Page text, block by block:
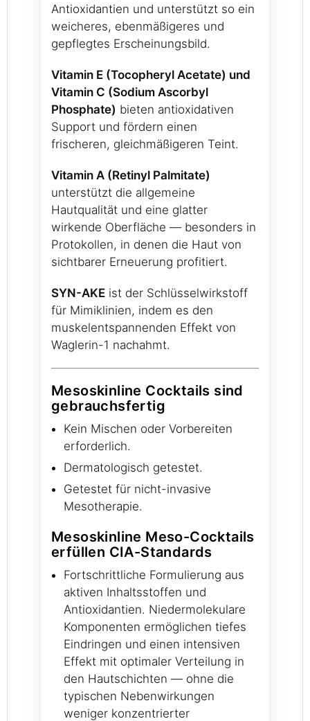
Antioxidantien und unterstützt so ein
weicheres, ebenmäßigeres und
gepflegtes Erscheinungsbild.
Vitamin E (Tocopheryl Acetate) und
Vitamin C (Sodium Ascorbyl
Phosphate) bieten antioxidativen
Support und fördern einen
frischeren, gleichmäßigeren Teint.
Vitamin A (Retinyl Palmitate)
unterstützt die allgemeine
Hautqualität und eine glatter
wirkende Oberfläche — besonders in
Protokollen, in denen die Haut von
sichtbarer Erneuerung profitiert.
SYN-AKE ist der Schlüsselwirkstoff
für Mimiklinien, indem es den
muskelentspannenden Effekt von
Waglerin-1 nachahmt.
Mesoskinline Cocktails sind
gebrauchsfertig
Kein Mischen oder Vorbereiten
erforderlich.
Dermatologisch getestet.
Getestet für nicht-invasive
Mesotherapie.
Mesoskinline Meso-Cocktails
erfüllen CIA-Standards
Fortschrittliche Formulierung aus
aktiven Inhaltsstoffen und
Antioxidantien. Niedermolekulare
Komponenten ermöglichen tiefes
Eindringen und einen intensiven
Effekt mit optimaler Verteilung in
den Hautschichten — ohne die
typischen Nebenwirkungen
weniger konzentrierter